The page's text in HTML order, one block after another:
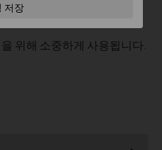
위해 소중하게 사용됩니다.
저장